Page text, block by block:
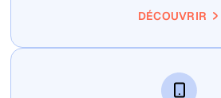
DÉCOUVRIR